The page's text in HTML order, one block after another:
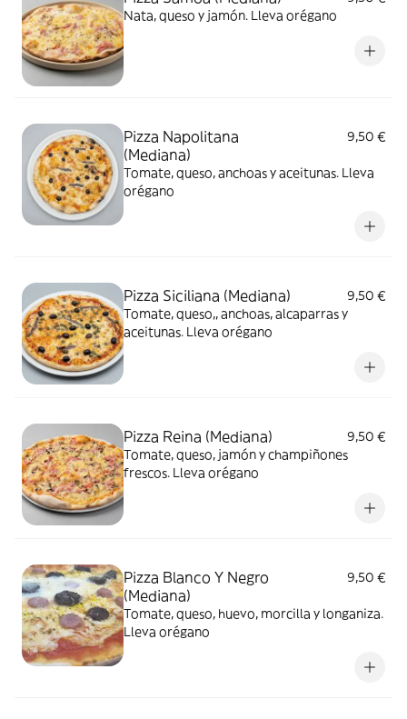
Nata, queso y jamón. Lleva orégano
Pizza Napolitana
(Mediana)
9,50 €
Tomate, queso, anchoas y aceitunas. Lleva
orégano
Pizza Siciliana (Mediana)
9,50 €
Tomate, queso,, anchoas, alcaparras y
aceitunas. Lleva orégano
Pizza Reina (Mediana)
9,50 €
Tomate, queso, jamón y champiñones
frescos. Lleva orégano
Pizza Blanco Y Negro
(Mediana)
9,50 €
Tomate, queso, huevo, morcilla y longaniza.
Lleva orégano